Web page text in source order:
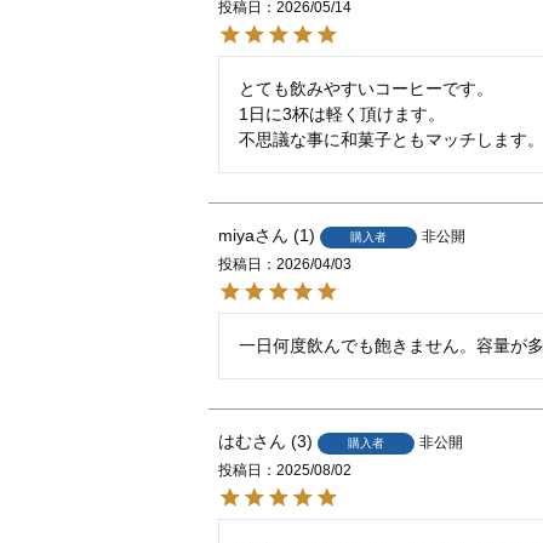
投稿日
2026/05/14
とても飲みやすいコーヒーです。
1日に3杯は軽く頂けます。
不思議な事に和菓子ともマッチします。
miya 1 購入者
非公開
投稿日
2026/04/03
一日何度飲んでも飽きません。容量が
はむ 3 購入者
非公開
投稿日
2025/08/02